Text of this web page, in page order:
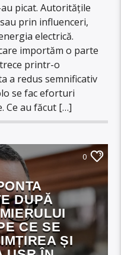
picat. Autoritățile
prin influenceri,
electrică.
importăm o parte
printr-o
a redus semnificativ
se fac eforturi
Ce au făcut […]
0
DUPĂ
CE SE
ȘI